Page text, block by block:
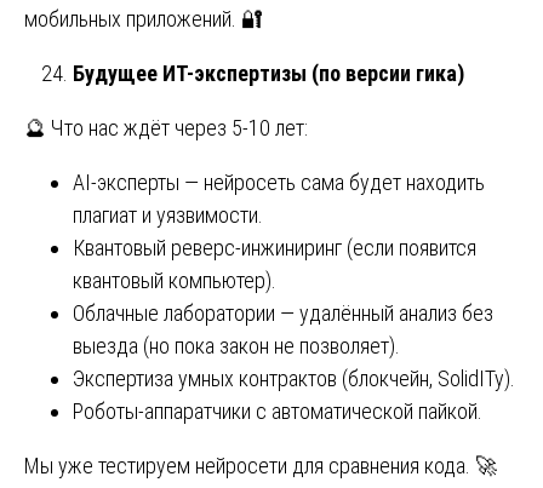
мобильных приложений. 🔐
Будущее ИТ-экспертизы (по версии гика)
🔮 Что нас ждёт через 5-10 лет:
AI-эксперты — нейросеть сама будет находить
плагиат и уязвимости.
Квантовый реверс-инжиниринг (если появится
квантовый компьютер).
Облачные лаборатории — удалённый анализ без
выезда (но пока закон не позволяет).
Экспертиза умных контрактов (блокчейн, SolidITy).
Роботы-аппаратчики с автоматической пайкой.
Мы уже тестируем нейросети для сравнения кода. 🚀